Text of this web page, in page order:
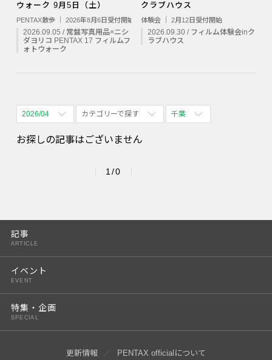
ウォーク 9月5日（土）
PENTAX散歩 ｜ 2026年8月6日受付開始
2026.09.05 / 常盤写真用品×ニシ
ダヨリコ PENTAX 17 フィルムフ
ォトウォーク
クラブハウス
体験会 ｜ 2月12日受付開始
2026.09.30 / フィルム体験会inク
ラブハウス
2026/04
全期間
2026/11
2027/01
2027/03
カテゴリーで探す
全て表示
千葉
お探しの記事はございません
1/0
記事
ARTICLE
イベント
EVENT
特集・企画
SPECIAL
更新情報 PENTAX officialについて